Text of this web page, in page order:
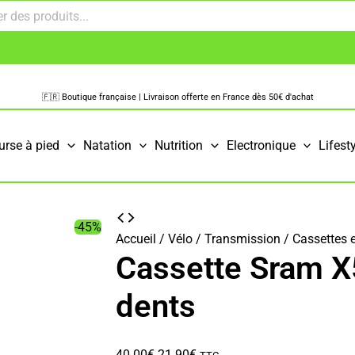
🇫🇷 Boutique française | Livraison offerte en France dès 50€ d'achat
à pied Natation Nutrition Electronique
-45%
Accueil / Vélo/ Transmission / Cassettes
Cassette Sram
dents